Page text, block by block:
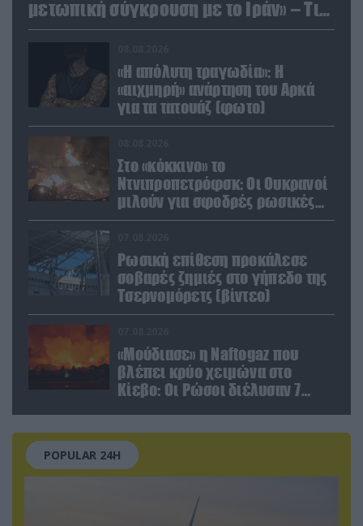
μετωπική σύγκρουση με το Ιράν» – Τι
πρότεινε
«Η απόλυτη τραγωδία»: Η
«αιχμηρή» ανάρτηση του Αρκά
για τα τατουάζ (φωτο)
Στο «κόκκινο» το
Ντνιπροπετρόφσκ: Οι Ουκρανοί
μιλούν για σφοδρές ρωσικές
επιθέσεις σε όλη την
Ρωσική επίθεση προκάλεσε
σοβαρές ζημιές στο γήπεδο της
Τσερνομόρετς (βίντεο)
«Μούδιασε» η Naftogaz που
βλέπει κρύο χειμώνα στο
Κίεβο: Οι Ρώσοι διέλυσαν 7
POPULAR 24H